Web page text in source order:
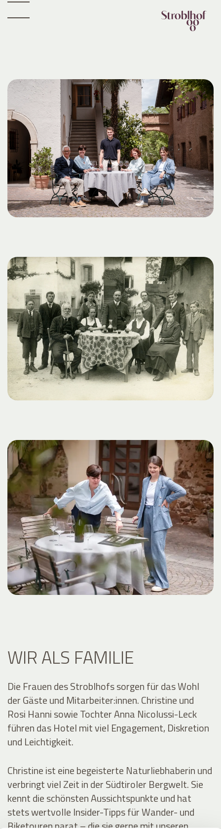
WIR ALS FAMILIE
Die Frauen des Stroblhofs sorgen für das Wohl
der Gäste und Mitarbeiter:innen. Christine und
Rosi Hanni sowie Tochter Anna Nicolussi-Leck
führen das Hotel mit viel Engagement, Diskretion
und Leichtigkeit.
Christine ist eine begeisterte Naturliebhaberin und
verbringt viel Zeit in der Südtiroler Bergwelt. Sie
kennt die schönsten Aussichtspunkte und hat
stets wertvolle Insider-Tipps für Wander- und